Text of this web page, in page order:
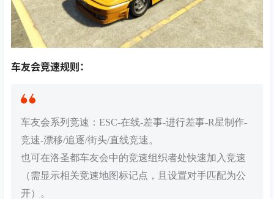
车友会竞速规则：
车友会系列竞速：ESC-在线-差事-进行差事-R星制作-
竞速-漂移/追逐/街头/直线竞速。
也可在洛圣都车友会中的竞速组织者处快速加入竞速
（需显示相关竞速地图标记点，且设置对手匹配为公
开）。